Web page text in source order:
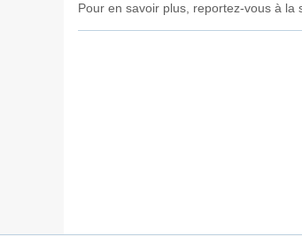
Pour en savoir plus, reportez-vous à